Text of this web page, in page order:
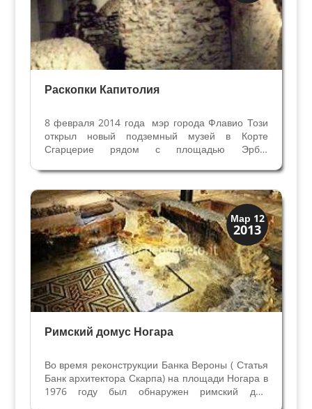
Раскопки Капитолия
8 февраля 2014 года мэр города Флавио Този
открыл новый подземный музей в Корте
Сгарцерие рядом с площадью Эрбе.
нашими глазами история Римской и
средневековой Вероны одновременно. Римская
история – это часть подземного...
Мар 12
2013
Верона
Римская Верона
Римский домус Ногара
Во время реконструкции Банка Вероны ( Статья
Банк архитектора Скарпа) на площади Ногара в
1976 году был обнаружен римский дом